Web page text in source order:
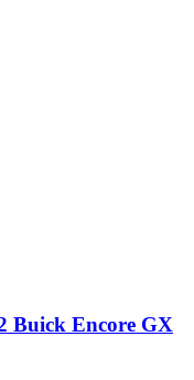
Buick Encore GX